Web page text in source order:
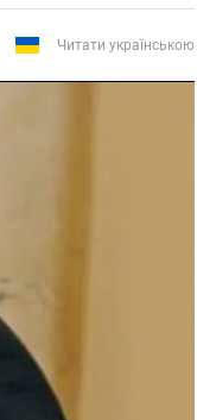
Читати українською